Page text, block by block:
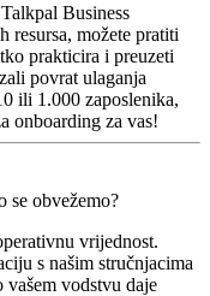
Business
resursa, možete pratiti
prakticira i preuzeti
povrat ulaganja
ili 1.000 zaposlenika,
onboarding za vas!
se obvežemo?
vrijednost.
s našim stručnjacima
vodstvu daje